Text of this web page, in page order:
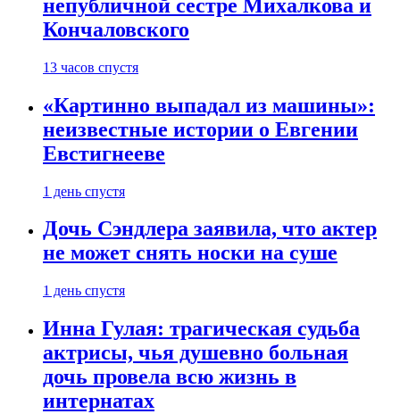
непубличной сестре Михалкова и
Кончаловского
13 часов спустя
«Картинно выпадал из машины»:
неизвестные истории о Евгении
Евстигнееве
1 день спустя
Дочь Сэндлера заявила, что актер
не может снять носки на суше
1 день спустя
Инна Гулая: трагическая судьба
актрисы, чья душевно больная
дочь провела всю жизнь в
интернатах